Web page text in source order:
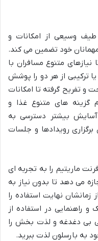
طیف وسیعی از امکانات و
خود تضمین می کند.
متنوع مسافران با
ترکیبی از هر دو را پوشش
و تفریح گرفته تا امکانات
گزینه های متنوع غذا و
آسایش بیشتر دسترسی به
رویدادها و جلسات
ماریتیم را به تجربه ای
می دهد تا بدون نیاز به
زمانشان نهایت استفاده را
و راهنمایی در استفاده از
بی دغدغه و لذت بخش را
به بارسلون لذت ببرید.